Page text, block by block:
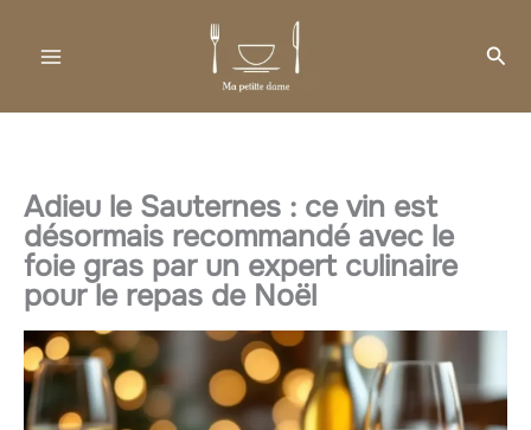
Adieu le Sauternes : ce vin est
désormais recommandé avec le
foie gras par un expert culinaire
pour le repas de Noël